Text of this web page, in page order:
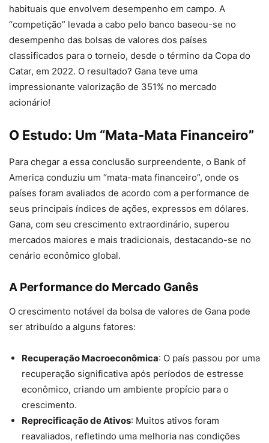
habituais que envolvem desempenho em campo. A
“competição” levada a cabo pelo banco baseou-se no
desempenho das bolsas de valores dos países
classificados para o torneio, desde o término da Copa do
Catar, em 2022. O resultado? Gana teve uma
impressionante valorização de 351% no mercado
acionário!
O Estudo: Um “Mata-Mata Financeiro”
Para chegar a essa conclusão surpreendente, o Bank of
America conduziu um “mata-mata financeiro”, onde os
países foram avaliados de acordo com a performance de
seus principais índices de ações, expressos em dólares.
Gana, com seu crescimento extraordinário, superou
mercados maiores e mais tradicionais, destacando-se no
cenário econômico global.
A Performance do Mercado Ganês
O crescimento notável da bolsa de valores de Gana pode
ser atribuído a alguns fatores:
Recuperação Macroeconômica: O país passou por uma
recuperação significativa após períodos de estresse
econômico, criando um ambiente propício para o
crescimento.
Reprecificação de Ativos: Muitos ativos foram
reavaliados, refletindo uma melhoria nas condições